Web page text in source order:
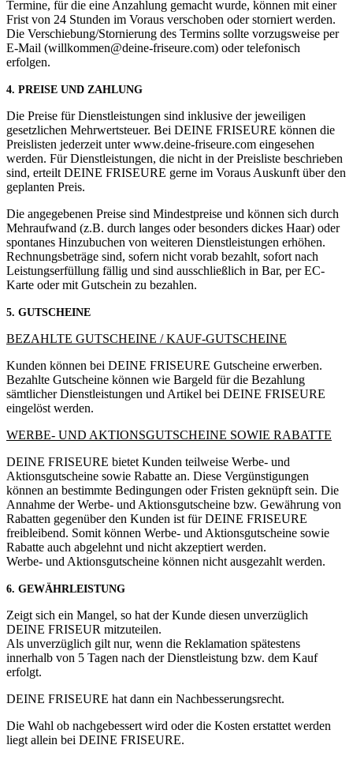
Termine, für die eine Anzahlung gemacht wurde, können mit einer
Frist von 24 Stunden im Voraus verschoben oder storniert werden.
Die Verschiebung/Stornierung des Termins sollte vorzugsweise per
E-Mail (willkommen@deine-friseure.com) oder telefonisch
erfolgen.
4. PREISE UND ZAHLUNG
Die Preise für Dienstleistungen sind inklusive der jeweiligen
gesetzlichen Mehrwertsteuer. Bei DEINE FRISEURE können die
Preislisten jederzeit unter www.deine-friseure.com eingesehen
werden. Für Dienstleistungen, die nicht in der Preisliste beschrieben
sind, erteilt DEINE FRISEURE gerne im Voraus Auskunft über den
geplanten Preis.
Die angegebenen Preise sind Mindestpreise und können sich durch
Mehraufwand (z.B. durch langes oder besonders dickes Haar) oder
spontanes Hinzubuchen von weiteren Dienstleistungen erhöhen.
Rechnungsbeträge sind, sofern nicht vorab bezahlt, sofort nach
Leistungserfüllung fällig und sind ausschließlich in Bar, per EC-
Karte oder mit Gutschein zu bezahlen.
5. GUTSCHEINE
BEZAHLTE GUTSCHEINE / KAUF-GUTSCHEINE
Kunden können bei DEINE FRISEURE Gutscheine erwerben.
Bezahlte Gutscheine können wie Bargeld für die Bezahlung
sämtlicher Dienstleistungen und Artikel bei DEINE FRISEURE
eingelöst werden.
WERBE- UND AKTIONSGUTSCHEINE SOWIE RABATTE
DEINE FRISEURE bietet Kunden teilweise Werbe- und
Aktionsgutscheine sowie Rabatte an. Diese Vergünstigungen
können an bestimmte Bedingungen oder Fristen geknüpft sein. Die
Annahme der Werbe- und Aktionsgutscheine bzw. Gewährung von
Rabatten gegenüber den Kunden ist für DEINE FRISEURE
freibleibend. Somit können Werbe- und Aktionsgutscheine sowie
Rabatte auch abgelehnt und nicht akzeptiert werden.
Werbe- und Aktionsgutscheine können nicht ausgezahlt werden.
6. GEWÄHRLEISTUNG
Zeigt sich ein Mangel, so hat der Kunde diesen unverzüglich
DEINE FRISEUR mitzuteilen.
Als unverzüglich gilt nur, wenn die Reklamation spätestens
innerhalb von 5 Tagen nach der Dienstleistung bzw. dem Kauf
erfolgt.
DEINE FRISEURE hat dann ein Nachbesserungsrecht.
Die Wahl ob nachgebessert wird oder die Kosten erstattet werden
liegt allein bei DEINE FRISEURE.